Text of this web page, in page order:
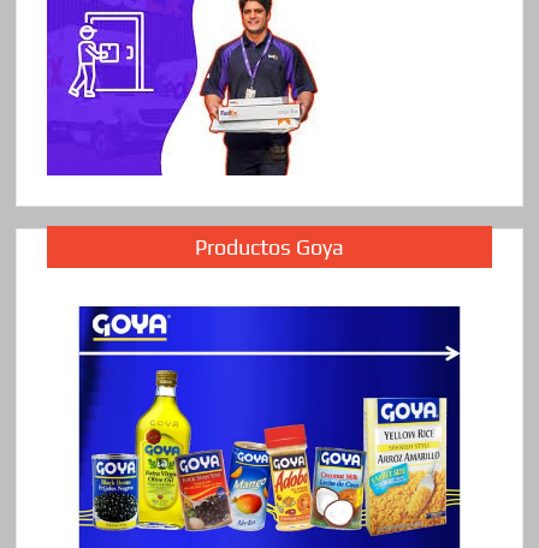
Productos Goya